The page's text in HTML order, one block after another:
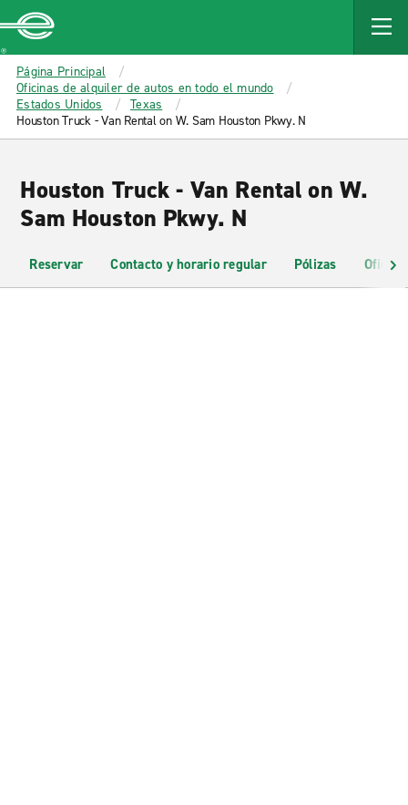
MAIN
CONTENT
Enterprise
Página Principal
Oficinas de alquiler de autos en todo el mundo
Estados Unidos
Texas
Houston Truck - Van Rental on W. Sam Houston Pkwy. N
Houston Truck - Van Rental on W.
Sam Houston Pkwy. N
Reservar Contacto y horario regular Pólizas